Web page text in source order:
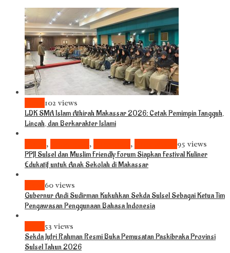
102 views
LDK SMA Islam Athirah Makassar 2026: Cetak Pemimpin Tangguh,
Lincah, dan Berkarakter Islami
, , , 95 views
PPJI Sulsel dan Muslim Friendly Forum Siapkan Festival Kuliner
Edukatif untuk Anak Sekolah di Makassar
60 views
Gubernur Andi Sudirman Kukuhkan Sekda Sulsel Sebagai Ketua Tim
Pengawasan Penggunaan Bahasa Indonesia
53 views
Sekda Jufri Rahman Resmi Buka Pemusatan Paskibraka Provinsi
Sulsel Tahun 2026